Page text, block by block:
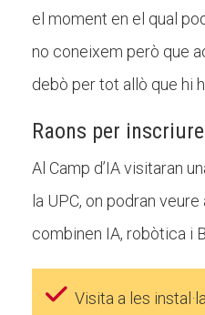
el moment en el qual
no coneixem però que
debò per tot allò que hi
Raons per
Al Camp d’IA visitaran
la UPC, on podran
combinen IA, robòtica i
Visita a les